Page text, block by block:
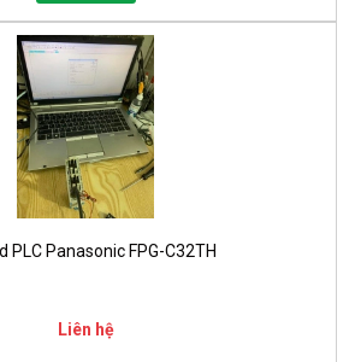
PLC Panasonic FPG-C32TH
Liên hệ